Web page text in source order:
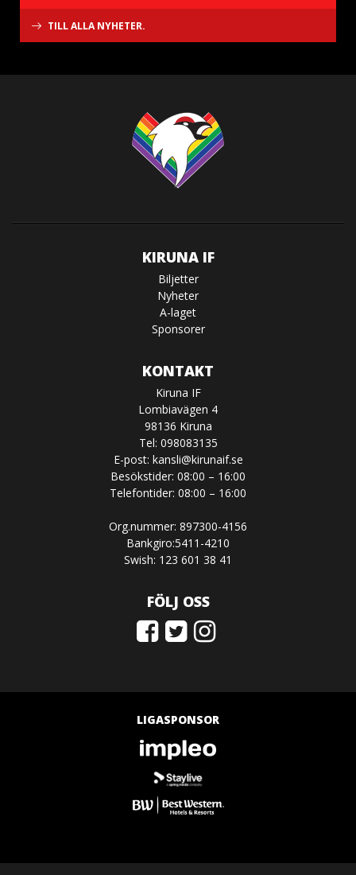
TILL ALLA NYHETER.
KIRUNA IF
Biljetter
Nyheter
A-laget
Sponsorer
KONTAKT
Kiruna IF
Lombiavägen 4
98136 Kiruna
Tel: 098083135
E-post: kansli@kirunaif.se
Besökstider: 08:00 – 16:00
Telefontider: 08:00 – 16:00
Org.nummer: 897300-4156
Bankgiro:5411-4210
Swish: 123 601 38 41
FÖLJ OSS
LIGASPONSOR